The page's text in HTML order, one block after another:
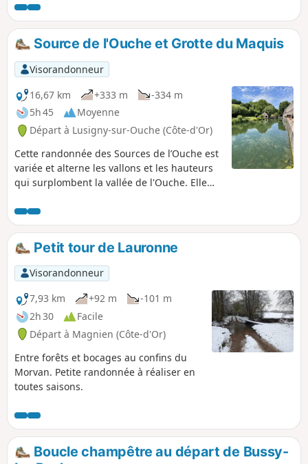
2ème guerre mondiale. Le point d'orgue
étant l'église des Templiers d'Écharnant
construite au XIIème siècle et située sur le
chemin menant à Compostelle, raison pour
laquelle des Templiers s'y installèrent.
Source de l'Ouche et Grotte du Maquis
Visorandonneur
16,67 km
+333 m
-334 m
5h 45
Moyenne
Départ à Lusigny-sur-Ouche (Côte-d'Or)
Cette randonnée des Sources de l’Ouche est
variée et alterne les vallons et les hauteurs
qui surplombent la vallée de l'Ouche. Elle
Lusigny-sur-Ouche avec ses ponts et ses
lavoirs. L'Ouche réunion de 7 sources dont la
principale est celle de Presles à Lusigny,
serpente dans sa vallée supérieure. Elle se
jette ensuite à Dijon dans le Lac Kir, traverse
Dijon puis se jette dans la Saône près de
Saint-Jean-de-Losne après 95Km.
Petit tour de Lauronne
Visorandonneur
7,93 km
+92 m
-101 m
2h 30
Facile
Départ à Magnien (Côte-d'Or)
Entre forêts et bocages au confins du
Morvan. Petite randonnée à réaliser en
toutes saisons.
Boucle champêtre au départ de Bussy-